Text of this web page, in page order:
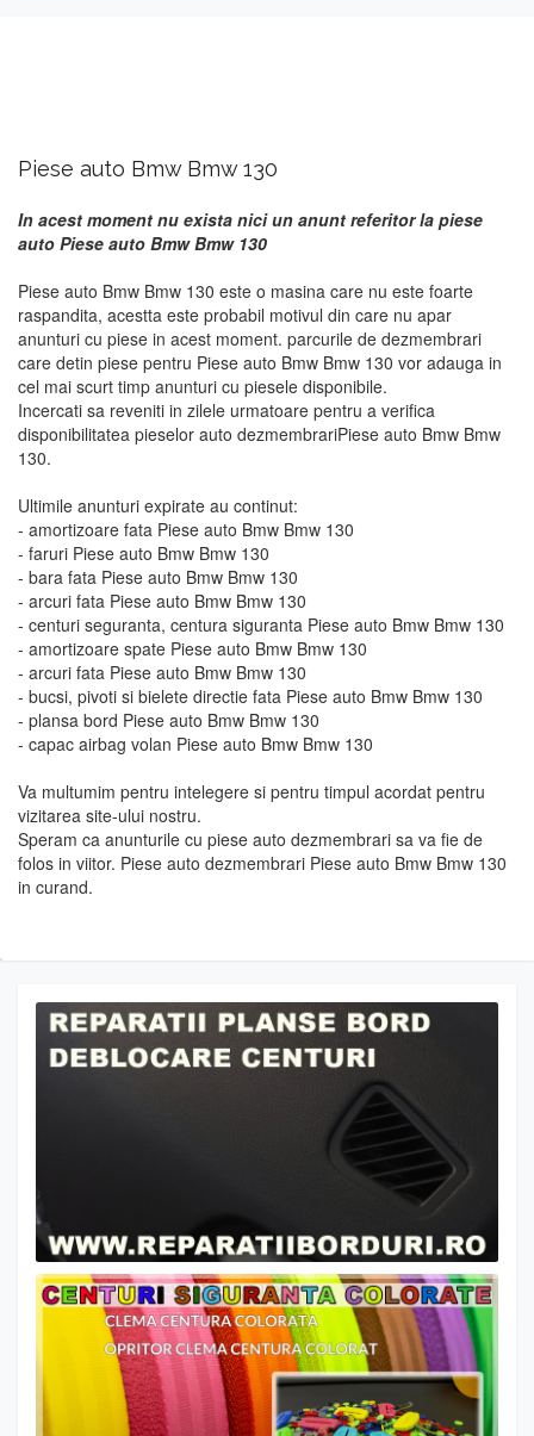
Piese auto Bmw Bmw 130
In acest moment nu exista nici un anunt referitor la piese
auto Piese auto Bmw Bmw 130
Piese auto Bmw Bmw 130 este o masina care nu este foarte
raspandita, acestta este probabil motivul din care nu apar
anunturi cu piese in acest moment. parcurile de dezmembrari
care detin piese pentru Piese auto Bmw Bmw 130 vor adauga in
cel mai scurt timp anunturi cu piesele disponibile.
Incercati sa reveniti in zilele urmatoare pentru a verifica
disponibilitatea pieselor auto dezmembrariPiese auto Bmw Bmw
130.
Ultimile anunturi expirate au continut:
- amortizoare fata Piese auto Bmw Bmw 130
- faruri Piese auto Bmw Bmw 130
- bara fata Piese auto Bmw Bmw 130
- arcuri fata Piese auto Bmw Bmw 130
- centuri seguranta, centura siguranta Piese auto Bmw Bmw 130
- amortizoare spate Piese auto Bmw Bmw 130
- arcuri fata Piese auto Bmw Bmw 130
- bucsi, pivoti si bielete directie fata Piese auto Bmw Bmw 130
- plansa bord Piese auto Bmw Bmw 130
- capac airbag volan Piese auto Bmw Bmw 130
Va multumim pentru intelegere si pentru timpul acordat pentru
vizitarea site-ului nostru.
Speram ca anunturile cu piese auto dezmembrari sa va fie de
folos in viitor. Piese auto dezmembrari Piese auto Bmw Bmw 130
in curand.